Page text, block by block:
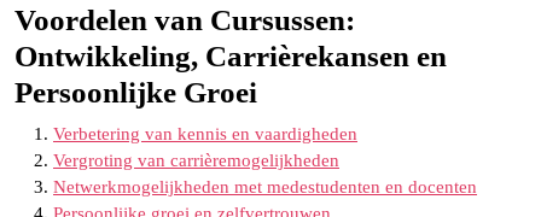
Voordelen van Cursussen:
Ontwikkeling, Carrièrekansen en
Persoonlijke Groei
Verbetering van kennis en vaardigheden
Vergroting van carrièremogelijkheden
Netwerkmogelijkheden met medestudenten en docenten